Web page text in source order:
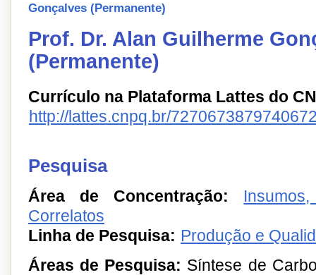
Gonçalves (Permanente)
Prof. Dr. Alan Guilherme
(Permanente)
Currículo na Plataforma Lattes do
http://lattes.cnpq.br/
Pesquisa
Área de Concentração:
Correlatos
Linha de Pesquisa: Produção e
Áreas de Pesquisa: Síntese de